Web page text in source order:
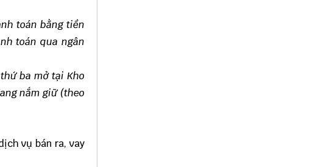
toán bằng tiền
toán qua ngân
ba mở tại Kho
nắm giữ (theo
vụ bán ra, vay